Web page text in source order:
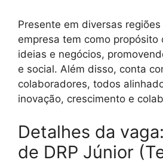
Presente em diversas
empresa tem como propósito
ideias e negócios,
e social. Além disso, conta
colaboradores, todos
inovação, crescimento e
Detalhes da
de DRP Júnior